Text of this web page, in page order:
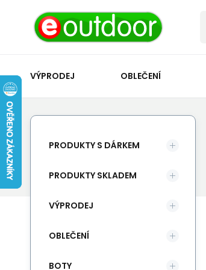
VÝPRODEJ OBLEČENÍ
PRODUKTY S DÁRKEM
PRODUKTY SKLADEM
VÝPRODEJ
OBLEČENÍ
BOTY